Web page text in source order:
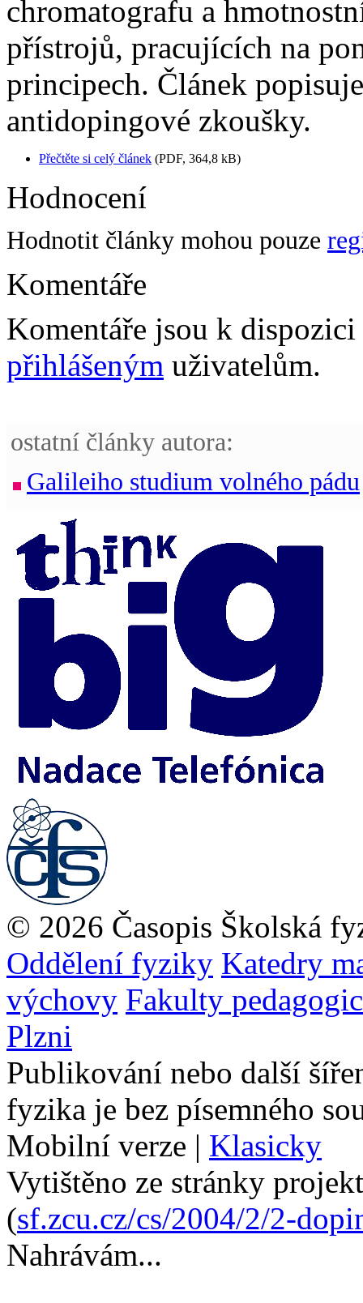
chromatografu a
přístrojů, pracujících na
principech. Článek
antidopingové zkoušky.
Přečtěte si celý článek (PDF, 364,8 kB)
Hodnocení
Hodnotit články mohou pouze
Komentáře
Komentáře jsou k
přihlášeným uživatelům.
ostatní články autora:
Galileiho studium volného pádu
© 2026 Časopis Školská
Oddělení fyziky Katedry
výchovy Fakulty
Plzni
Publikování nebo další
fyzika je bez písemného
Mobilní verze | Klasicky
Vytištěno ze stránky
(sf.zcu.cz/cs/2004/2/2-
Nahrávám...